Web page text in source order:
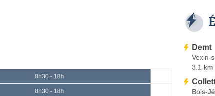
8h30 - 18h
8h30 - 18h
Demt
Vexin-
3.1 km
Bois-